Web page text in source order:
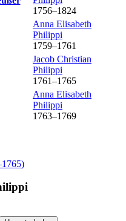
1756–1824
Anna Elisabeth
Philippi
1759–1761
Jacob Christian
Philippi
1761–1765
Anna Elisabeth
Philippi
1763–1769
1765)